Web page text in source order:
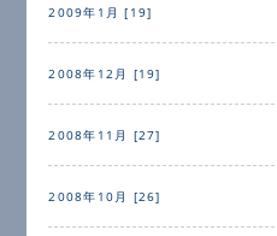
2009年1月 [19]
2008年12月 [19]
2008年11月 [27]
2008年10月 [26]